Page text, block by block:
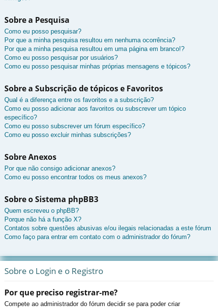
Sobre a Pesquisa
Como eu posso pesquisar?
Por que a minha pesquisa resultou em nenhuma ocorrência?
Por que a minha pesquisa resultou em uma página em branco!?
Como eu posso pesquisar por usuários?
Como eu posso pesquisar minhas próprias mensagens e tópicos?
Sobre a Subscrição de tópicos e Favoritos
Qual é a diferença entre os favoritos e a subscrição?
Como eu posso adicionar aos favoritos ou subscrever um tópico
específico?
Como eu posso subscrever um fórum específico?
Como eu posso excluir minhas subscrições?
Sobre Anexos
Por que não consigo adicionar anexos?
Como eu posso encontrar todos os meus anexos?
Sobre o Sistema phpBB3
Quem escreveu o phpBB?
Porque não há a função X?
Contatos sobre questões abusivas e/ou ilegais relacionadas a este fórum
Como faço para entrar em contato com o administrador do fórum?
Sobre o Login e o Registro
Por que preciso registrar-me?
Compete ao administrador do fórum decidir se para poder criar